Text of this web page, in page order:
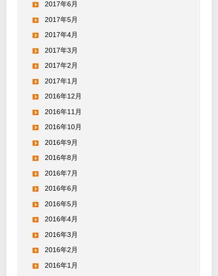
2017年6月
2017年5月
2017年4月
2017年3月
2017年2月
2017年1月
2016年12月
2016年11月
2016年10月
2016年9月
2016年8月
2016年7月
2016年6月
2016年5月
2016年4月
2016年3月
2016年2月
2016年1月